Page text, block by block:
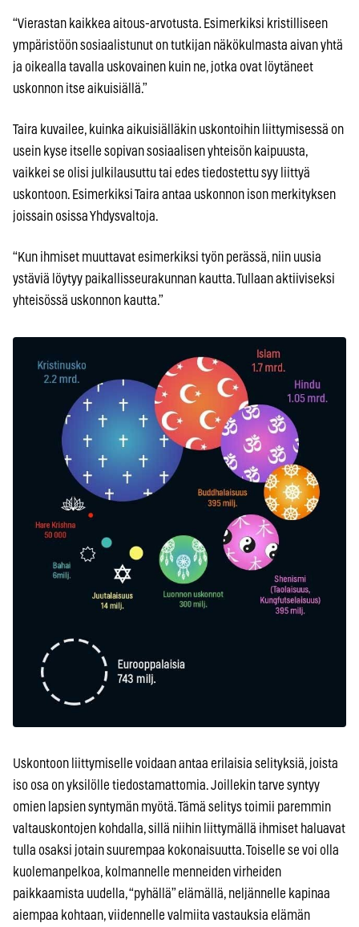
“Vierastan kaikkea aitous-arvotusta. Esimerkiksi kristilliseen
ympäristöön sosiaalistunut on tutkijan näkökulmasta aivan yhtä
ja oikealla tavalla uskovainen kuin ne, jotka ovat löytäneet
uskonnon itse aikuisiällä.”
Taira kuvailee, kuinka aikuisiälläkin uskontoihin liittymisessä on
usein kyse itselle sopivan sosiaalisen yhteisön kaipuusta,
vaikkei se olisi julkilausuttu tai edes tiedostettu syy liittyä
uskontoon. Esimerkiksi Taira antaa uskonnon ison merkityksen
joissain osissa Yhdysvaltoja.
“Kun ihmiset muuttavat esimerkiksi työn perässä, niin uusia
ystäviä löytyy paikallisseurakunnan kautta. Tullaan aktiiviseksi
yhteisössä uskonnon kautta.”
Uskontoon liittymiselle voidaan antaa erilaisia selityksiä, joista
iso osa on yksilölle tiedostamattomia. Joillekin tarve syntyy
omien lapsien syntymän myötä. Tämä selitys toimii paremmin
valtauskontojen kohdalla, sillä niihin liittymällä ihmiset haluavat
tulla osaksi jotain suurempaa kokonaisuutta. Toiselle se voi olla
kuolemanpelkoa, kolmannelle menneiden virheiden
paikkaamista uudella, “pyhällä” elämällä, neljännelle kapinaa
aiempaa kohtaan, viidennelle valmiita vastauksia elämän